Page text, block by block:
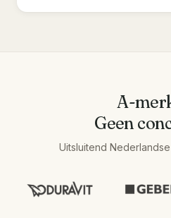
A-
Geen
Uitsluitend